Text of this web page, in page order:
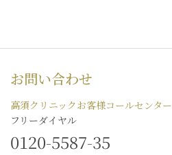
お問い合わせ
高須クリニックお客様コールセンター
フリーダイヤル
0120-5587-35